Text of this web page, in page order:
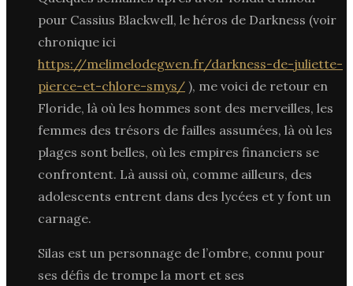
pour Cassius Blackwell, le héros de Darkness (voir
chronique ici
https://melimelodegwen.fr/darkness-de-juliette-
pierce-et-chlore-smys/ ), me voici de retour en
Floride, là où les hommes sont des merveilles, les
femmes des trésors de failles assumées, là où les
plages sont belles, où les empires financiers se
confrontent. Là aussi où, comme ailleurs, des
adolescents entrent dans des lycées et y font un
carnage.
Silas est un personnage de l’ombre, connu pour
ses défis de trompe la mort et ses